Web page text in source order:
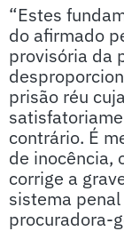
“Estes
do afirmado
provisória da
prisão réu
contrário. É
de inocência,
corrige a
sistema
procuradora-